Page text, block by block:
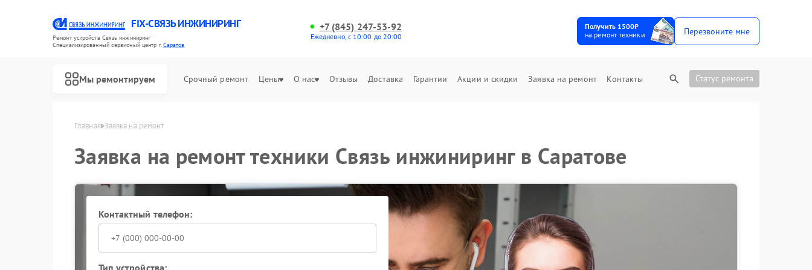
FIX-СВЯЗЬ ИНЖИНИРИНГ
Ремонт устройств Связь инжиниринг
Специализированный cервисный центр г.Саратов
+7 (845) 247-53-92
Ежедневно, с 10:00 до 20:00
Получить 1500₽
на ремонт техники
Перезвоните мне
Мы ремонтируем Срочный ремонт Цены О нас Отзывы Доставка Гарантии Акции и скидки Заявка на ремонт Контакты Статус ремонта
Главная Заявка на ремонт
Заявка на ремонт техники Связь инжиниринг в Саратове
Контактный телефон:
Тип устройства: